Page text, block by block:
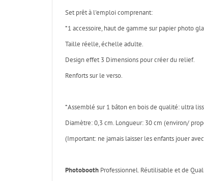
Set prêt à l'emploi comprenant:
*1 accessoire, haut de gamme sur papier photo
Taille réelle, échelle adulte.
Design effet 3 Dimensions pour créer du relief.
Renforts sur le verso.
*Assemblé sur 1 bâton en bois de qualité: ultra
Diamètre: 0,3 cm. Longueur: 30 cm (environ/
(Important: ne jamais laisser les enfants jouer
Photobooth Professionnel. Réutilisable et de